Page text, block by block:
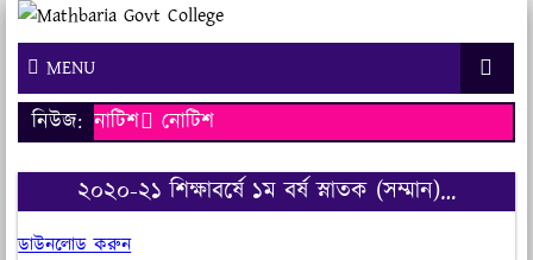
MENU
নিউজ: নোটিশ
নোটিশ
২০২০-২১ শিক্ষাবর্ষে ১ম বর্ষ স্নাতক (সম্মান)…
ডাউনলোড করুন